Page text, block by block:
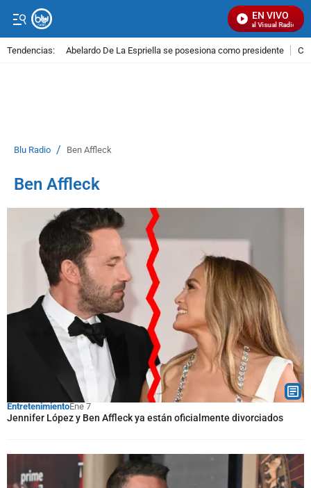
EN VIVO
Señal Visual Radio
Tendencias: Abelardo De La Espriella se posesiona como presidente
Blu Radio / Ben Affleck
Ben Affleck
EntretenimientoEne 7
Jennifer López y Ben Affleck ya están oficialmente divorciados